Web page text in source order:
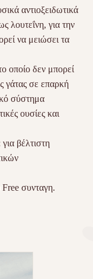
αντιοξειδωτικά
λουτεΐνη, για την
να μειώσει τα
οποίο δεν μπορεί
γάτας σε επαρκή
σύστημα
ουσίες και
βέλτιστη
συνταγη.